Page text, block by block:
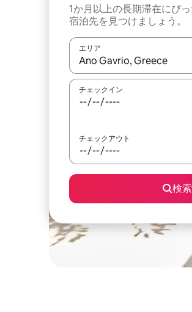
1か月以上の長期滞在にぴ
宿泊先を見つけましょう。
エリア
検索結果が表示されたら、
チェックイン
チェックアウト
検索